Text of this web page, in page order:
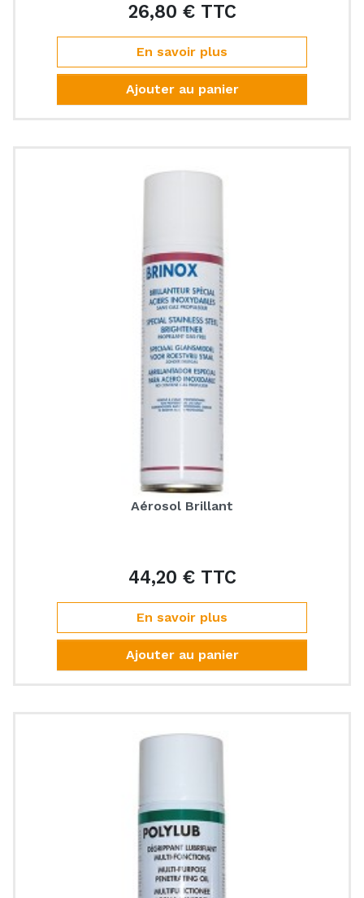
26,80 € TTCPrix
En savoir plus
Ajouter au panier
Aérosol Brillant
44,20 € TTCPrix
En savoir plus
Ajouter au panier